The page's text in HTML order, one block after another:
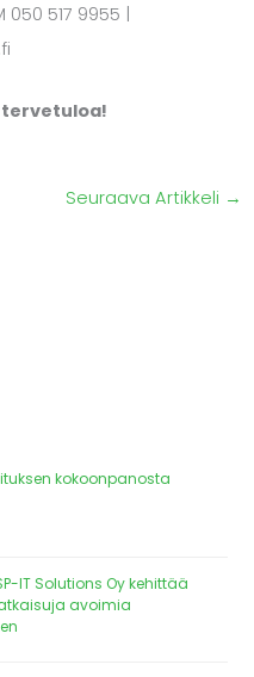
517 9955 |
Seuraava Artikkeli →
kokoonpanosta
IT Solutions Oy kehittää
avoimia